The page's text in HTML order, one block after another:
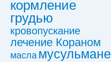
кормление
грудью
кровопускание
лечение Кораном
масла мусульмане